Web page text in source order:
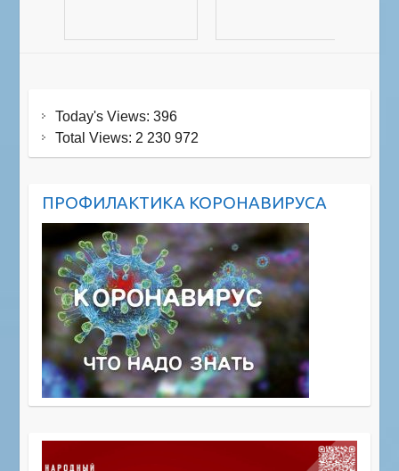
Today's Views:396
Total Views: 2 230 972
ПРОФИЛАКТИКА КОРОНАВИРУСА